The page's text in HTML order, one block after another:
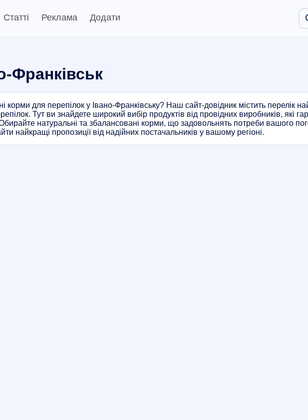
Статті Реклама Додати
Франківськ
корми для перепілок у Івано-Франківську? Наш сайт-довідник містить перелік
Тут ви знайдете широкий вибір продуктів від провідних виробників, які
натуральні та збалансовані корми, що задовольнять потреби вашого
найкращі пропозиції від надійних постачальників у вашому регіоні.